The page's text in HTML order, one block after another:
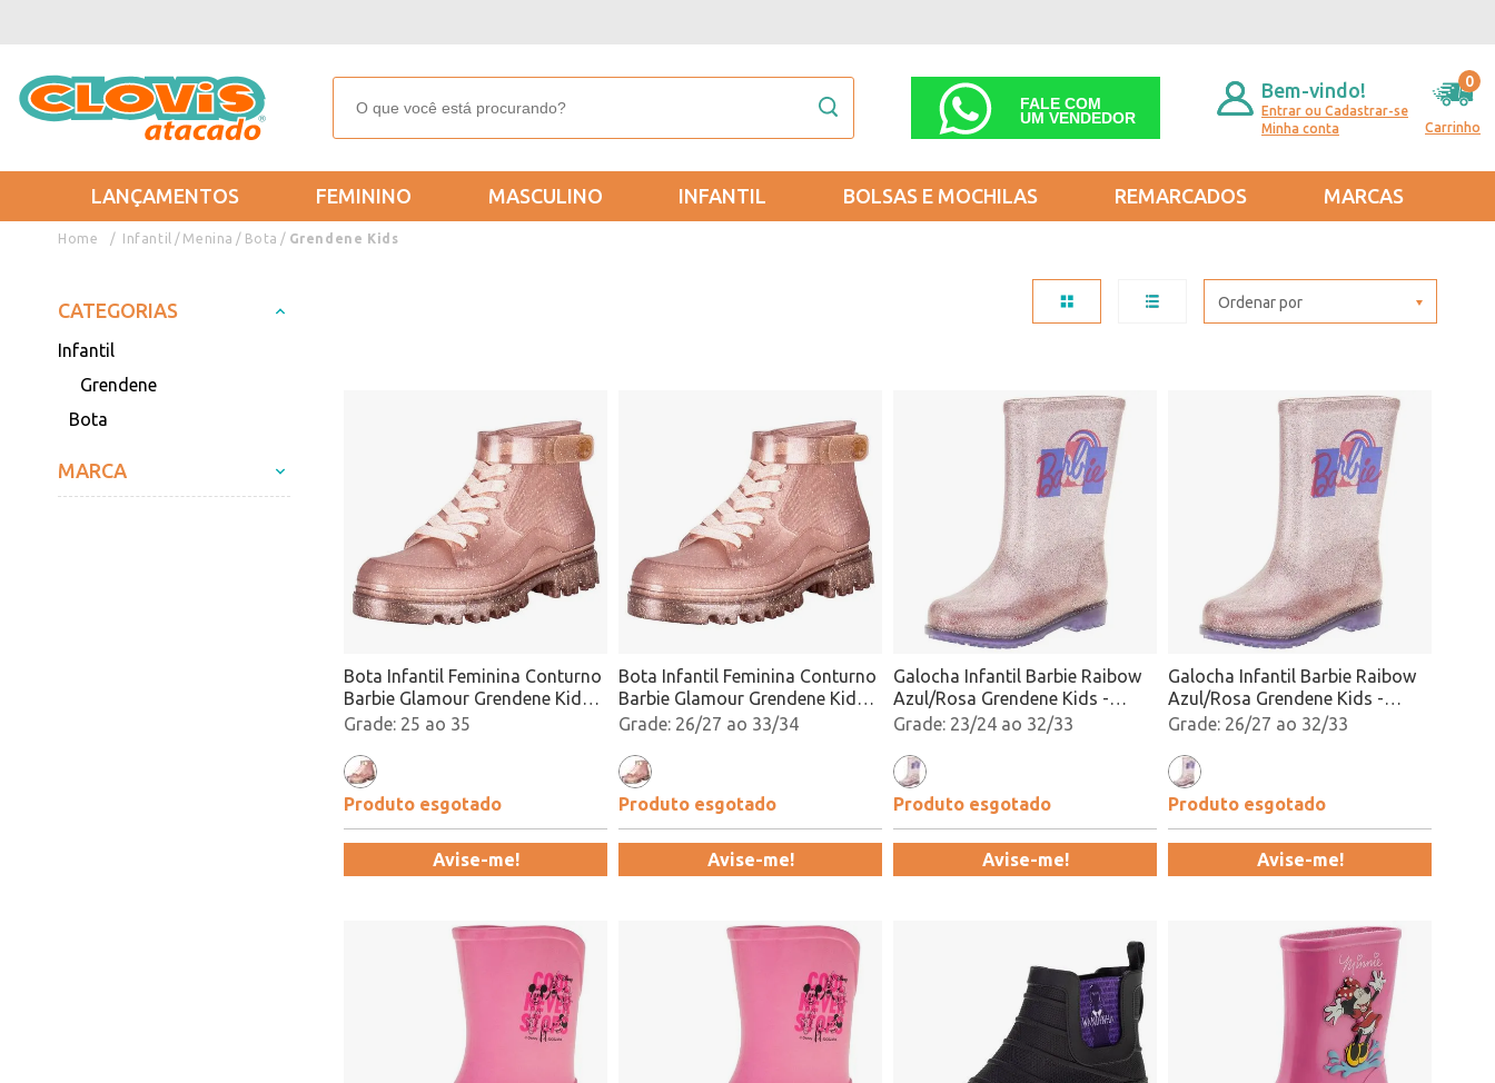
FALE COM
UM VENDEDOR
Bem-vindo!
Entrar ou Cadastrar-se
Minha conta
Carrinho
0
LANÇAMENTOS FEMININO MASCULINO INFANTIL BOLSAS E MOCHILAS REMARCADOS MARCAS
Infantil Menina Bota Grendene Kids
CATEGORIAS
Infantil
Grendene
Bota
MARCA
Ordenar por
Bota Infantil Feminina Conturno
Barbie Glamour Grendene Kids
23098 Rosa Atacado
25 ao 35
Produto esgotado
Avise-me!
Bota Infantil Feminina Conturno
Barbie Glamour Grendene Kids
23098 Rosa Atacado
26/27 ao 33/34
Produto esgotado
Avise-me!
Galocha Infantil Barbie Raibow
Azul/Rosa Grendene Kids -
22920 Atacado
23/24 ao 32/33
Produto esgotado
Avise-me!
Galocha Infantil Barbie Raibow
Azul/Rosa Grendene Kids -
22920 Atacado
26/27 ao 32/33
Produto esgotado
Avise-me!